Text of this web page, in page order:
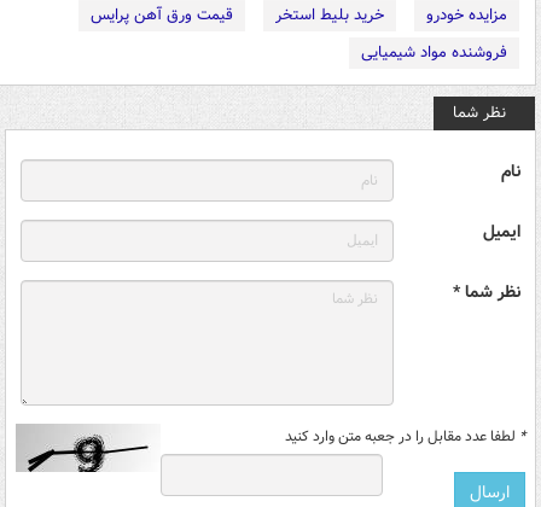
مزایده خودرو
خرید بلیط استخر
قیمت ورق آهن پرایس
فروشنده مواد شیمیایی
نظر شما
نام
ایمیل
نظر شما *
* لطفا عدد مقابل را در جعبه متن وارد کنید